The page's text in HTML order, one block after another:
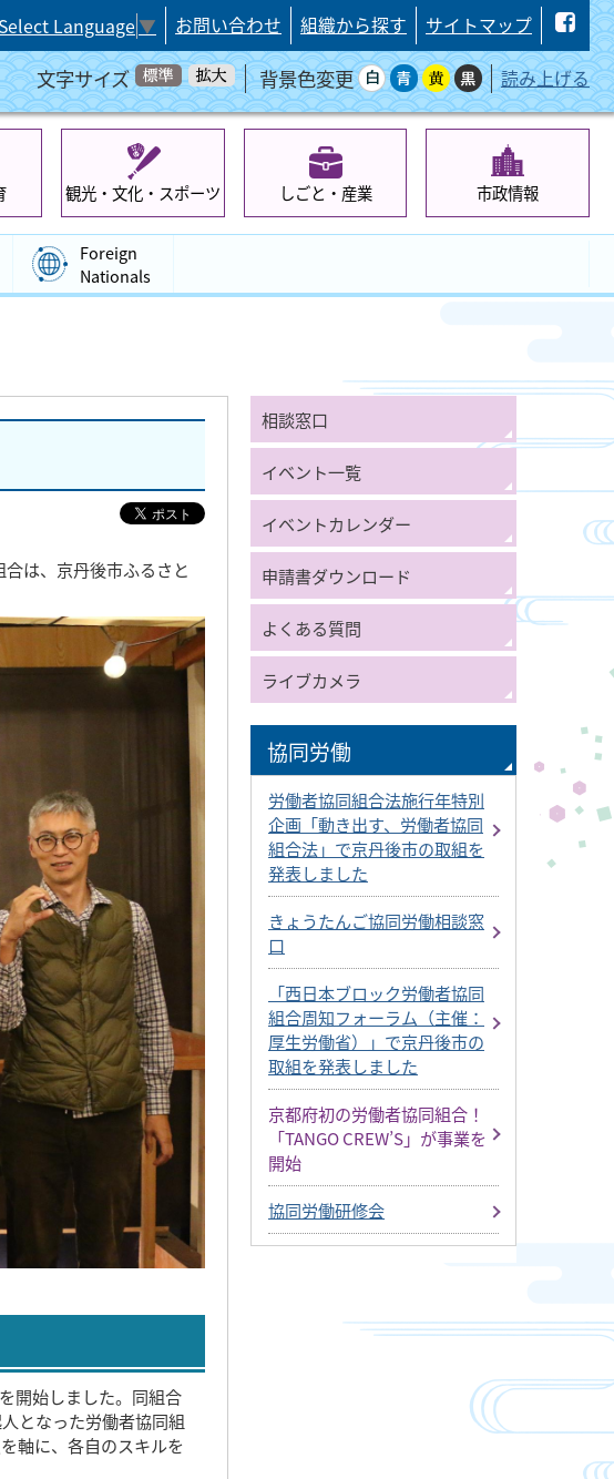
Select Language▼ お問い合わせ 組織から探す サイトマップ
文字サイズ 背景色変更 読み上げる
観光・文化・スポーツ しごと・産業 市政情報
Foreign
Nationals
は、京丹後市ふるさと
開始しました。同組合
となった労働者協同組
軸に、各自のスキルを
相談窓口
イベント一覧
イベントカレンダー
申請書ダウンロード
よくある質問
ライブカメラ
協同労働
労働者協同組合法施行年特別
企画「動き出す、労働者協同
組合法」で京丹後市の取組を
発表しました
きょうたんご協同労働相談窓
口
「西日本ブロック労働者協同
組合周知フォーラム（主催：
厚生労働省）」で京丹後市の
取組を発表しました
京都府初の労働者協同組合！
「TANGO CREW’S」が事業を
開始
協同労働研修会